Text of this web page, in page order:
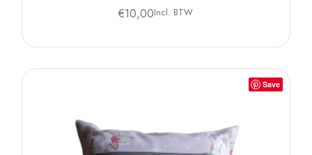
€10,00Incl. BTW
Save